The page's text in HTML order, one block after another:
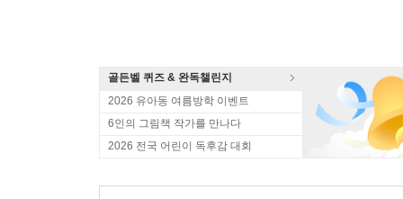
골든벨 퀴즈 & 완독챌린지
2026 유아동 여름방학 이벤트
6인의 그림책 작가를 만나다
2026 전국 어린이 독후감 대회